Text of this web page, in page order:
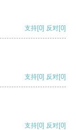
支持[0] 反对[0]
支持[0] 反对[0]
支持[0] 反对[0]